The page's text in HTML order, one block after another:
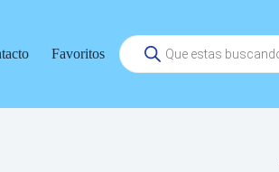
Favoritos
Búsqueda
de
productos